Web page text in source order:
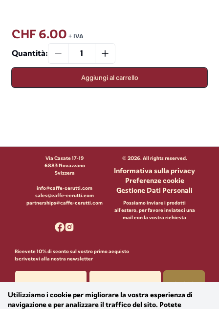
CHF 6.00 + IVA
Quantità:
Aggiungi al carrello
Via Casate 17-19
6883 Novazzano
Svizzera
info@caffe-cerutti.com
sales@caffe-cerutti.com
partnerships@caffe-cerutti.com
© 2026. All rights reserved.
Informativa sulla privacy
Preferenze cookie
Gestione Dati Personali
Possiamo inviare i prodotti
all'estero, per favore inviateci una
mail con la vostra richiesta
Ricevete 10% di sconto sul vostro primo acquisto
Iscrivetevi alla nostra newsletter
Iscriviti
Acconsento che Massimo Cerutti SA utilizzi i miei dati personali per finalità di
marketing, in conformità al GDPR e alla nLPD.​
Utilizziamo i cookie per migliorare la vostra esperienza di
navigazione e per analizzare il traffico del sito. Potete